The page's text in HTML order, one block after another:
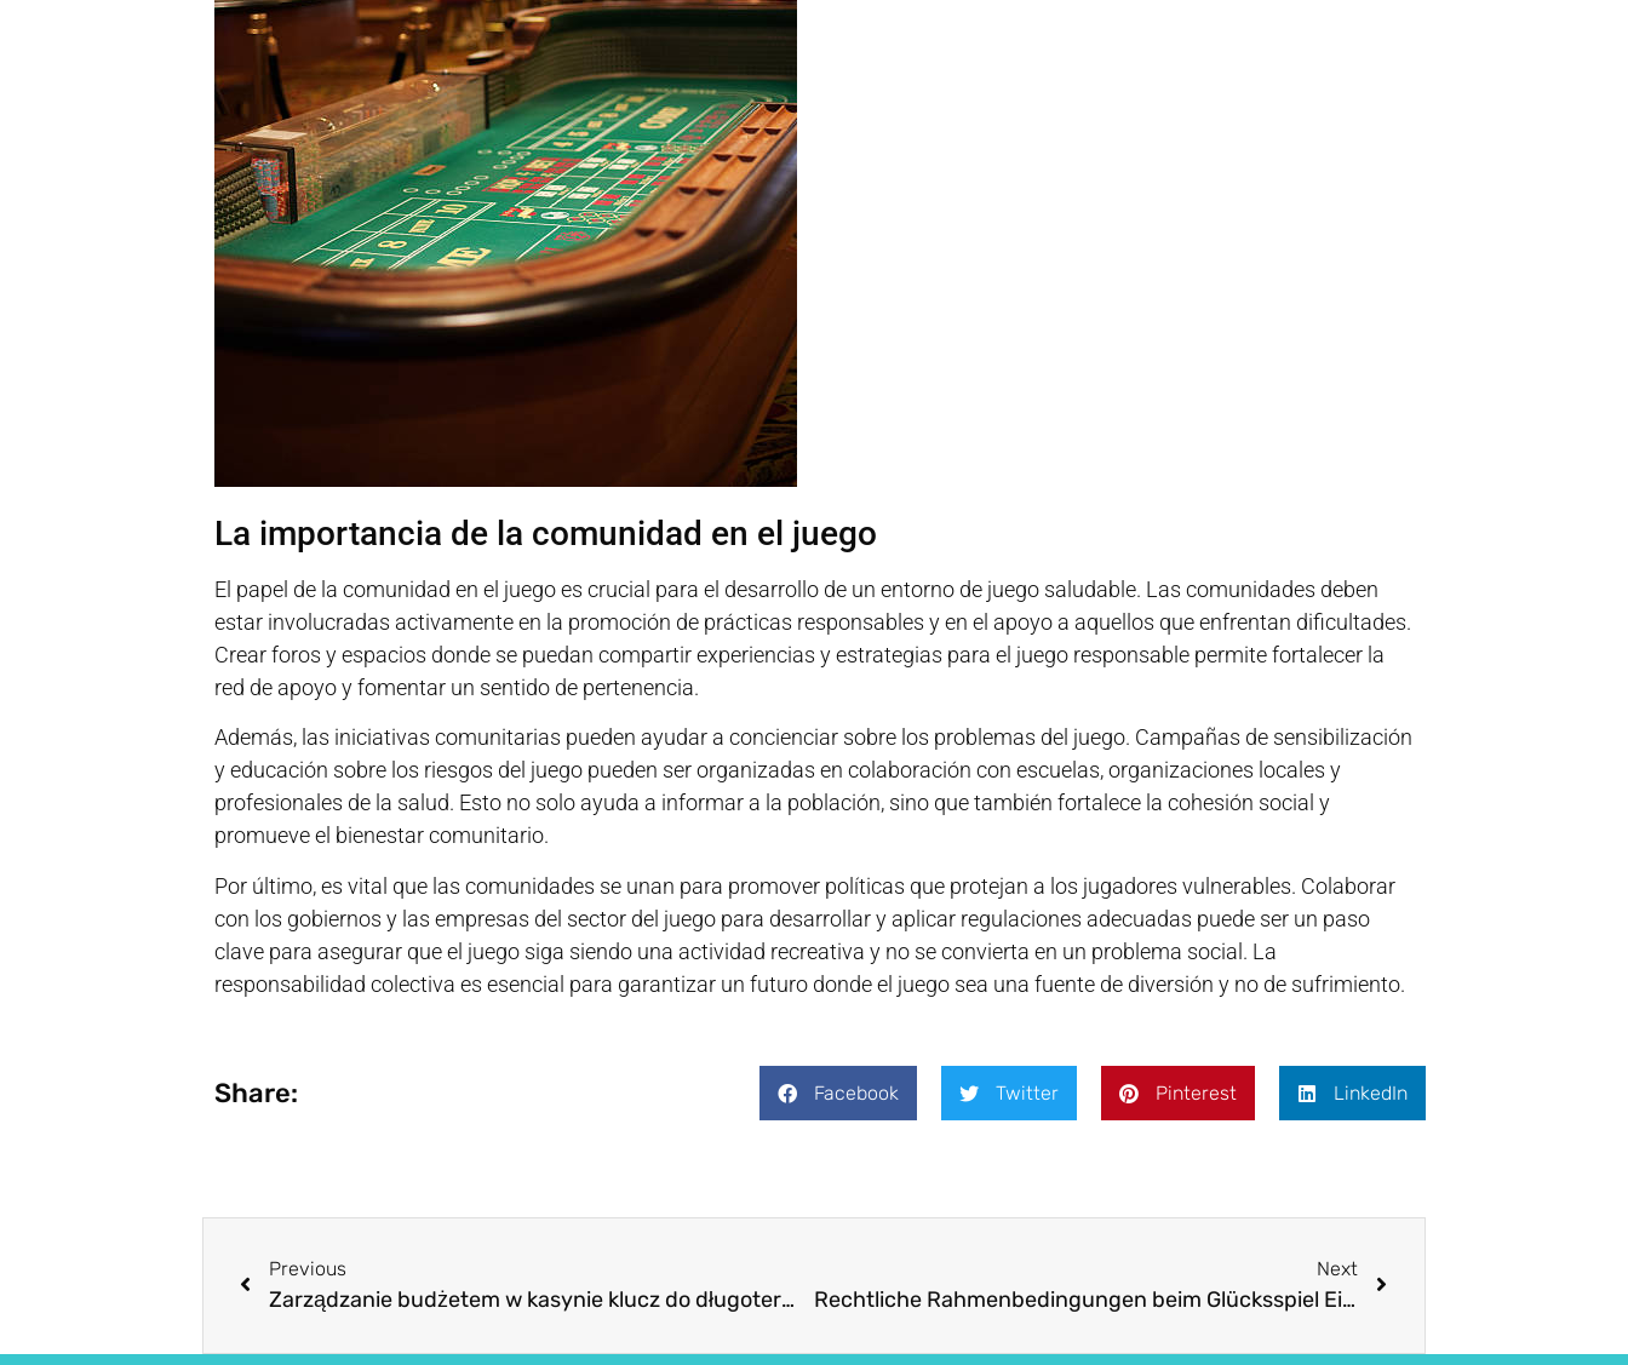
La importancia de la comunidad en el juego
El papel de la comunidad en el juego es crucial para el desarrollo de un entorno de juego saludable. Las comunidades deben
estar involucradas activamente en la promoción de prácticas responsables y en el apoyo a aquellos que enfrentan dificultades.
Crear foros y espacios donde se puedan compartir experiencias y estrategias para el juego responsable permite fortalecer la
red de apoyo y fomentar un sentido de pertenencia.
Además, las iniciativas comunitarias pueden ayudar a concienciar sobre los problemas del juego. Campañas de sensibilización
y educación sobre los riesgos del juego pueden ser organizadas en colaboración con escuelas, organizaciones locales y
profesionales de la salud. Esto no solo ayuda a informar a la población, sino que también fortalece la cohesión social y
promueve el bienestar comunitario.
Por último, es vital que las comunidades se unan para promover políticas que protejan a los jugadores vulnerables. Colaborar
con los gobiernos y las empresas del sector del juego para desarrollar y aplicar regulaciones adecuadas puede ser un paso
clave para asegurar que el juego siga siendo una actividad recreativa y no se convierta en un problema social. La
responsabilidad colectiva es esencial para garantizar un futuro donde el juego sea una fuente de diversión y no de sufrimiento.
Share: Facebook Twitter Pinterest LinkedIn
Previous
Zarządzanie budżetem w kasynie klucz do długoterminowego sukcesu
Next
Rechtliche Rahmenbedingungen beim Glücksspiel Ein umfassender Leitfaden